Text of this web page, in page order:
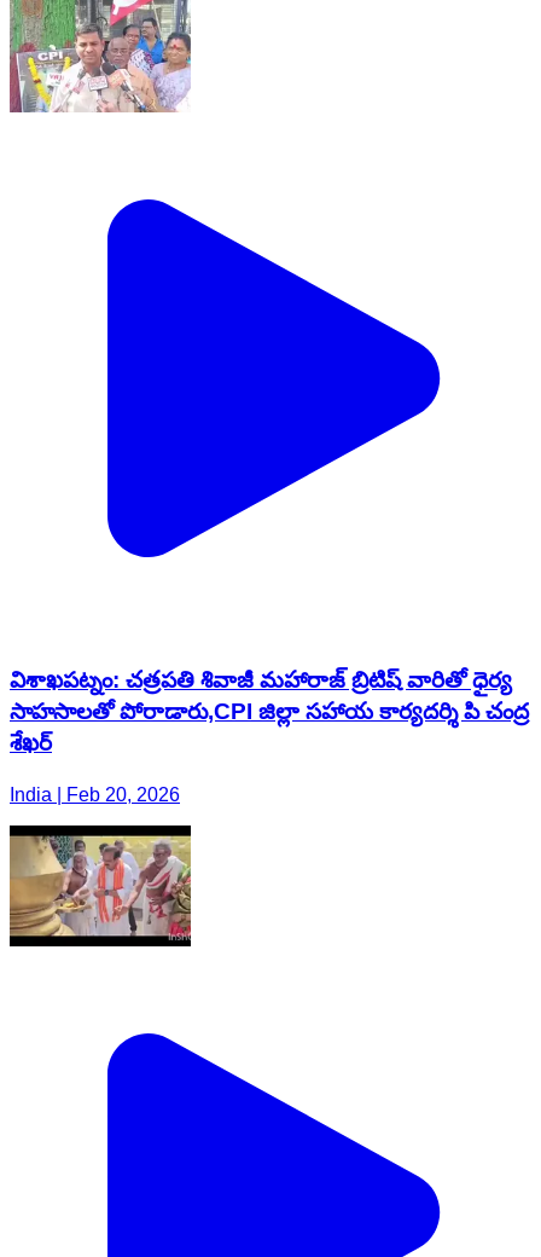
విశాఖపట్నం: చత్రపతి శివాజీ మహారాజ్ బ్రిటిష్ వారితో ధైర్య
సాహసాలతో పోరాడారు,CPI జిల్లా సహాయ కార్యదర్శి పి చంద్ర
శేఖర్
India | Feb 20, 2026